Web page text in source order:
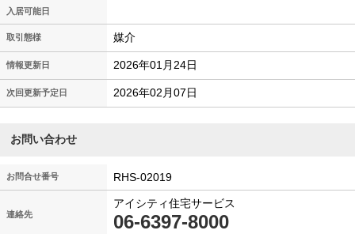
入居可能日
取引態様 媒介
情報更新日 2026年01月24日
次回更新予定日 2026年02月07日
お問い合わせ
お問合せ番号 RHS-02019
連絡先
アイシティ住宅サービス
06-6397-8000